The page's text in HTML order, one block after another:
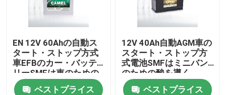
EN 12V 60Ahの自動ス
タート・ストップ方式
車EFBのカー・バッテ
リーSMFは車のための
酸を導く
ベストプライス
12V 40Ah自動AGM車の
スタート・ストップ方
式電池SMFはミニバン
のための酸を導く
ベストプライス